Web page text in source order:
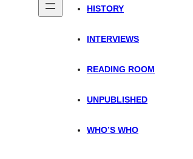
HISTORY
INTERVIEWS
READING ROOM
UNPUBLISHED
WHO’S WHO